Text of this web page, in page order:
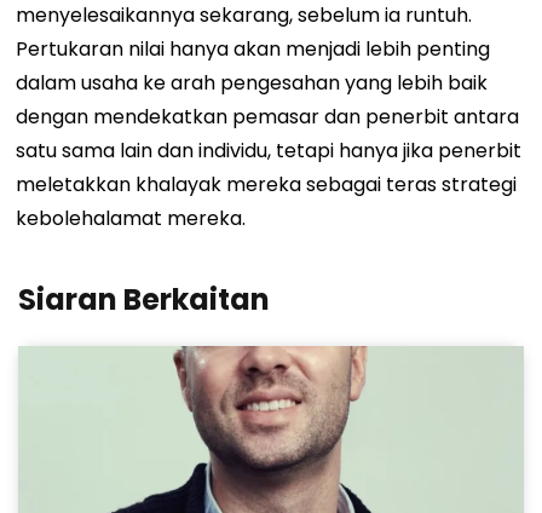
menyelesaikannya sekarang, sebelum ia runtuh.
Pertukaran nilai hanya akan menjadi lebih penting
dalam usaha ke arah pengesahan yang lebih baik
dengan mendekatkan pemasar dan penerbit antara
satu sama lain dan individu, tetapi hanya jika penerbit
meletakkan khalayak mereka sebagai teras strategi
kebolehalamat mereka.
Siaran Berkaitan